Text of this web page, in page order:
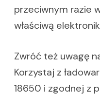
przeciwnym razie
właściwą
Zwróć też uwagę
Korzystaj z
18650 i zgodnej z